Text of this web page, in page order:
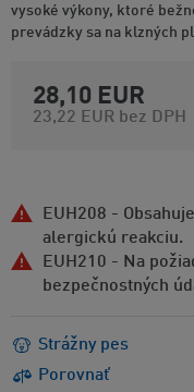
vysoké výkony, ktoré
prevádzky sa na klzných
28,10 EUR
23,22 EUR bez DPH
EUH208 -
alergickú reakciu.
EUH210 - Na
bezpečnostných
Strážny pes
Porovnať